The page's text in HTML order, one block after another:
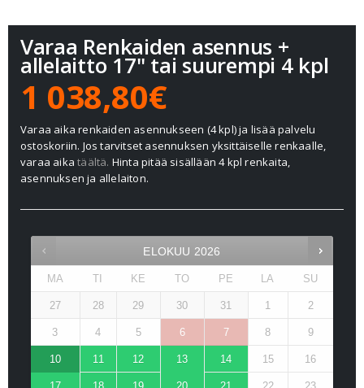
Varaa Renkaiden asennus +
allelaitto 17" tai suurempi 4 kpl
1 038,80€
Varaa aika renkaiden asennukseen (4 kpl) ja lisää palvelu
ostoskoriin. Jos tarvitset asennuksen yksittäiselle renkaalle,
varaa aikatäältä. Hinta pitää sisällään 4 kpl renkaita,
asennuksen ja allelaiton.
ELOKUU 2026
MA TI KE TO PE LA SU
27 28 29 30 31 1 2
3 4 5 6 7 8 9
10 11 12 13 14 15 16